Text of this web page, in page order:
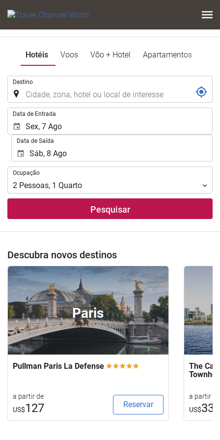
Hotéis Voos Vôo + Hotel Apartamentos
Destino
Data de Entrada
Data de Saída
Ocupação
Ocupação
2 Pessoas, 1 Quarto
Pesquisar
Descubra novos destinos
Paris
Pullman Paris La Defense
a partir de
US$127 Reservar
The
a partir de
US$331